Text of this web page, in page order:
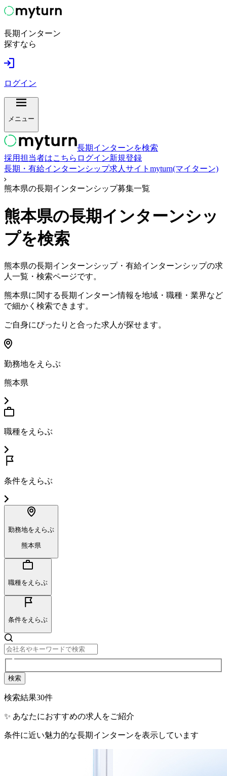
長期インターン
探すなら
ログイン
メニュー
長期インターンを検索
採用担当者はこちら ログイン新規登録
長期・有給インターンシップ求人サイトmyturn(マイターン)
熊本県の長期インターンシップ募集一覧
熊本県の長期インターンシッ
プを検索
熊本県の長期インターンシップ・有給インターンシップの求
人一覧・検索ページです。
熊本県に関する長期インターン情報を地域・職種・業界など
で細かく検索できます。
ご自身にぴったりと合った求人が探せます。
勤務地をえらぶ
熊本県
職種をえらぶ
条件をえらぶ
勤務地をえらぶ
熊本県
職種をえらぶ
条件をえらぶ
検索
検索結果30件
✨ あなたにおすすめの求人をご紹介
条件に近い魅力的な長期インターンを表示しています